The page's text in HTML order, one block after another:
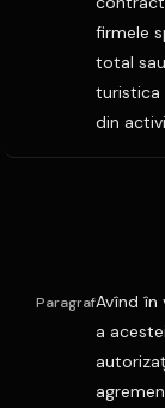
firmele
total
turistica
din
ParagrafAvînd în
a